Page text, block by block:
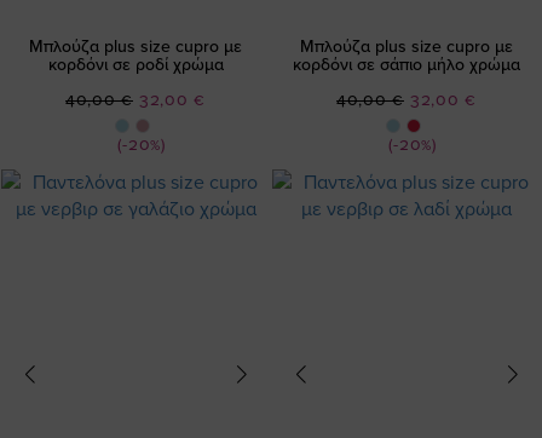
Μπλούζα plus size cupro με
κορδόνι σε ροδί χρώμα
(-20%)
Ειδική
Τιμή
32,00 €
40,00 €
Μπλούζα plus size cupro με
κορδόνι σε σάπιο μήλο χρώμα
(-20%)
Ειδική
Τιμή
32,00 €
40,00 €